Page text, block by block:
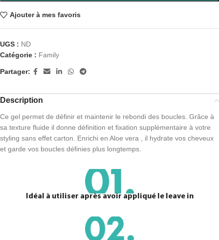
Ajouter à mes favoris
UGS : ND
Catégorie : Family
Partager:
Description
Ce gel permet de définir et maintenir le rebondi des boucles. Grâce à
sa texture fluide il donne définition et fixation supplémentaire à votre
styling sans effet carton. Enrichi en Aloe vera , il hydrate vos cheveux
et garde vos boucles définies plus longtemps.
Idéal à utiliser après avoir appliqué le leave in